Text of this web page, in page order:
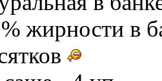
жирности в